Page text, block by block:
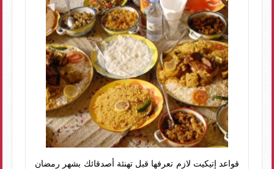
قواعد إتيكيت لازم تعرفها قبل تهنئة أصدقائك بشهر رمضان